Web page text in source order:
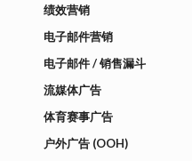
绩效营销
电子邮件营销
电子邮件 / 销售漏斗
流媒体广告
体育赛事广告
户外广告 (OOH)